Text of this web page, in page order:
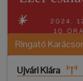
Ringató
Ujvári Klára